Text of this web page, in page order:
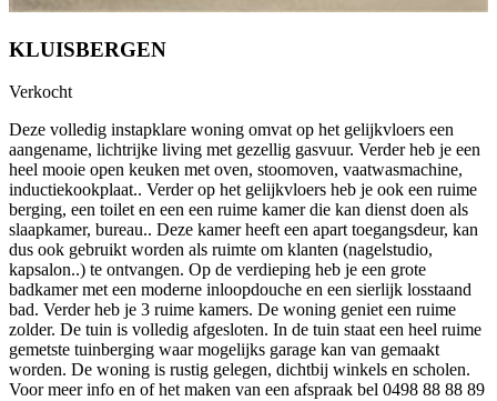
KLUISBERGEN
Verkocht
Deze volledig instapklare woning omvat op het gelijkvloers een
aangename, lichtrijke living met gezellig gasvuur. Verder heb je een
heel mooie open keuken met oven, stoomoven, vaatwasmachine,
inductiekookplaat.. Verder op het gelijkvloers heb je ook een ruime
berging, een toilet en een een ruime kamer die kan dienst doen als
slaapkamer, bureau.. Deze kamer heeft een apart toegangsdeur, kan
dus ook gebruikt worden als ruimte om klanten (nagelstudio,
kapsalon..) te ontvangen. Op de verdieping heb je een grote
badkamer met een moderne inloopdouche en een sierlijk losstaand
bad. Verder heb je 3 ruime kamers. De woning geniet een ruime
zolder. De tuin is volledig afgesloten. In de tuin staat een heel ruime
gemetste tuinberging waar mogelijks garage kan van gemaakt
worden. De woning is rustig gelegen, dichtbij winkels en scholen.
Voor meer info en of het maken van een afspraak bel 0498 88 88 89